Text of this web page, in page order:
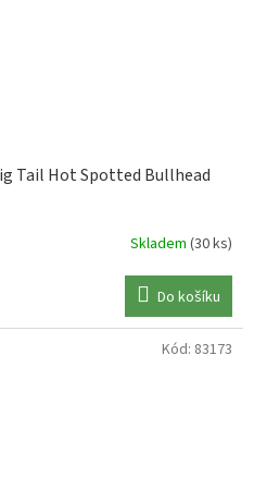
Tail Hot Spotted Bullhead
Skladem (30 ks)
Do košíku
Kód: 83173